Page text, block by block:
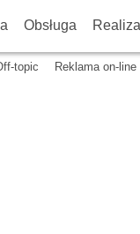
Obsługa
topic Reklama on-line